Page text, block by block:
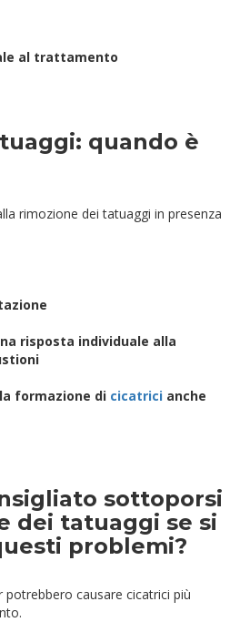
al trattamento
quando è
rimozione dei tatuaggi in presenza
risposta individuale alla
formazione di cicatrici anche
sottoporsi
dei tatuaggi se si
problemi?
potrebbero causare cicatrici più